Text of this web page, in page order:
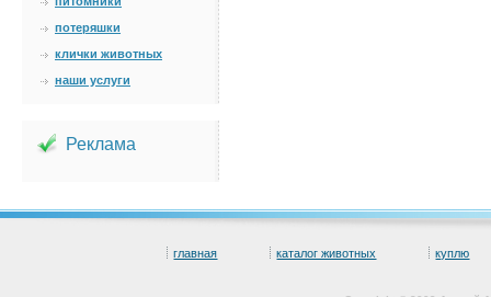
потеряшки
клички животных
наши услуги
Реклама
главная каталог животных куплю